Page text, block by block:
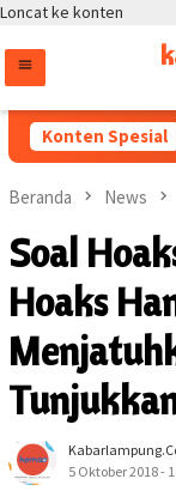
Loncat ke konten
Konten Spesial
Arahan Megawati
Beranda News
Soal
Hoaks
5 Oktober 2018 -